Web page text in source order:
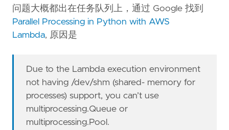
问题大概都出在任务队列上，通过 Google 找到
Parallel Processing in Python with AWS
Lambda, 原因是
Due to the Lambda execution environment
not having /dev/shm (shared- memory for
processes) support, you can’t use
multiprocessing.Queue or
multiprocessing.Pool.